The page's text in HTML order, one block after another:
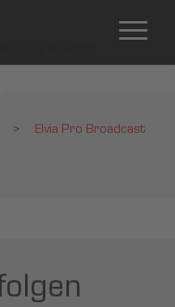
System
>
Elvia Pro Broadcast